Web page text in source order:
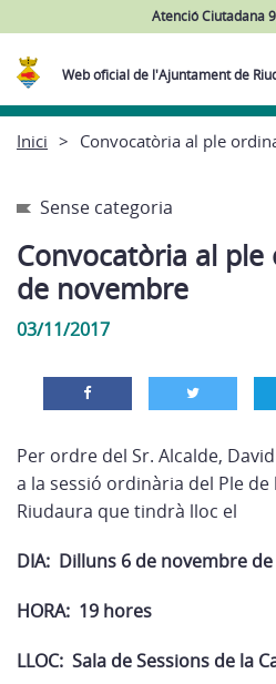
Atenció Ciutadana
Web oficial de l'Ajuntament de
Inici Convocatòria al ple
Sense categoria
Convocatòria al
de novembre
03/11/2017
Per ordre del Sr. Alcalde,
a la sessió ordinària del Ple de
Riudaura que tindrà lloc el
DIA: Dilluns 6 de novembre de
HORA: 19 hores
LLOC: Sala de Sessions de la